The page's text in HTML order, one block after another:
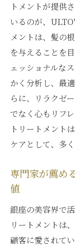
トメントが提供
いるのが、
メントは、髪の
を与えることを
ェッショナルな
かく分析し、最
らに、リラクゼ
でなく心もリフ
トリートメント
ケアとして、多
専門家が薦め
値
銀座の美容界で
リートメントは
顧客に愛されて